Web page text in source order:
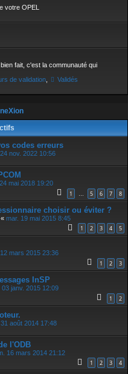
votre OPEL
fait, c'est la communauté qui
de validation,
Validés
codes erreurs
nov. 2022 10:56
mai 2018 19:20
1 … 5 6 7 8
choisir ou éviter ?
« mar. 19 mai 2015 8:45
1 2 3 4 5
mars 2015 23:36
1 2 3
InSP
03 janv. 2015 12:09
1 2
août 2014 17:48
l'ODB
16 mars 2014 21:12
1 2 3 4